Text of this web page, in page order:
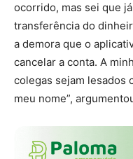
ocorrido, mas sei que
transferência do
a demora que o
cancelar a conta. A
colegas sejam lesados
meu nome”,